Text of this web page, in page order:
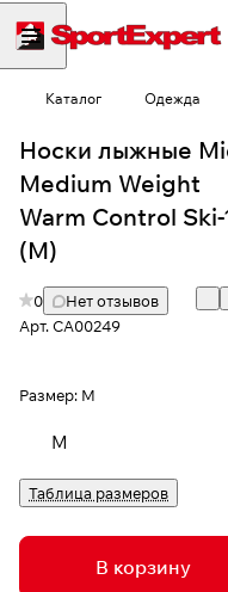
Каталог Одежда
Носки лыжные
Medium Weight
Warm Control Ski-
(M)
0
Нет отзывов
Арт.CA00249
Размер: M
M
Таблица размеров
В корзину